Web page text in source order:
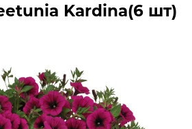
Kardina(6 шт)